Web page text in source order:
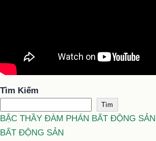
Tìm Kiếm
Tìm
BẬC THẦY ĐÀM PHÁN BẤT ĐỘNG SẢN
BẤT ĐỘNG SẢN